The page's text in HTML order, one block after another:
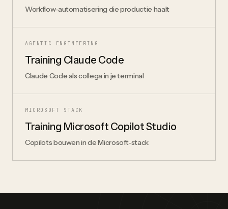
Workflow-automatisering die productie haalt
AGENTIC ENGINEERING
Training Claude Code
Claude Code als collega in je terminal
MICROSOFT STACK
Training Microsoft Copilot Studio
Copilots bouwen in de Microsoft-stack